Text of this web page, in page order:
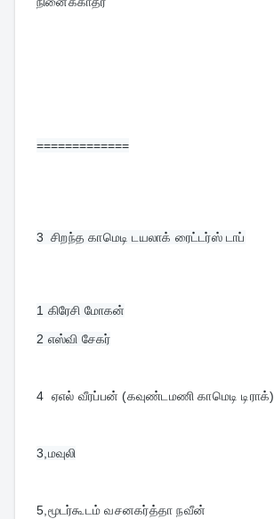
=============
3 சிறந்த காமெடி டயலாக் ரைட்டர்ஸ் டாப்
1 கிரேசி மோகன்
4  ஏஎல் வீரப்பன் (கவுண்டமணி காமெடி டிராக்)
5,மூடர்கூடம் வசனகர்த்தா நவீன்